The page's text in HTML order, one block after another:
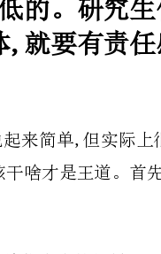
然已经上了研,就不要抱怨了,努力想想自己该干啥才是王道。首先需要明确几种好
不要抱怨,独立解决问题的能力就是这样锻炼出来的。好的导师能够在大方向上给